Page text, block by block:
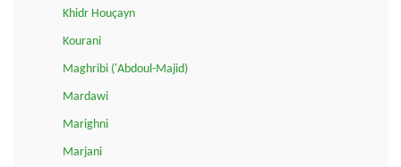
Khidr Houçayn
Kourani
Maghribi ('Abdoul-Majid)
Mardawi
Marighni
Marjani